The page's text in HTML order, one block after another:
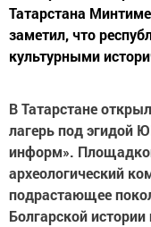
Татарстана
заметил, что
культурными
В Татарстане
лагерь под эгидой
информ».
археологический
подрастающее
Болгарской